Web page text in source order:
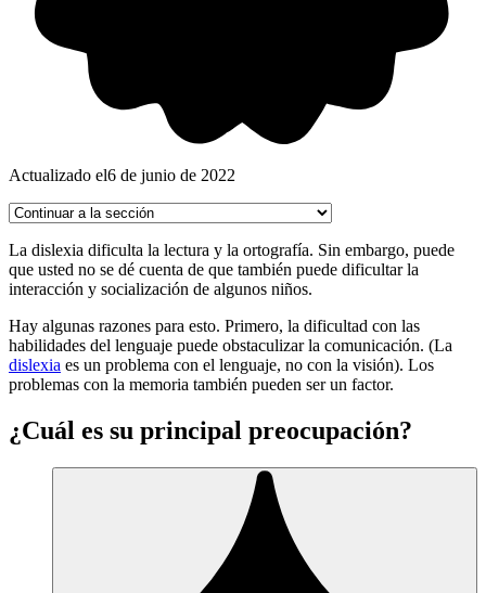
Actualizado el6 de junio de 2022
La dislexia dificulta la lectura y la ortografía. Sin embargo, puede
que usted no se dé cuenta de que también puede dificultar la
interacción y socialización de algunos niños.
Hay algunas razones para esto. Primero, la dificultad con las
habilidades del lenguaje puede obstaculizar la comunicación. (La
dislexia es un problema con el lenguaje, no con la visión). Los
problemas con la memoria también pueden ser un factor.
¿Cuál es su principal preocupación?